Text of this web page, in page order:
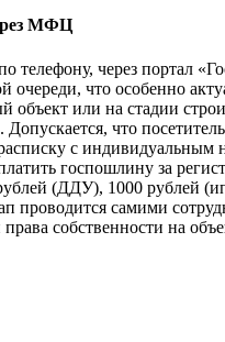
МФЦ
телефону, через портал
что особенно
или на стадии
что
с
госпошлину за
(ДДУ), 1000 рублей
проводится самими
собственности на